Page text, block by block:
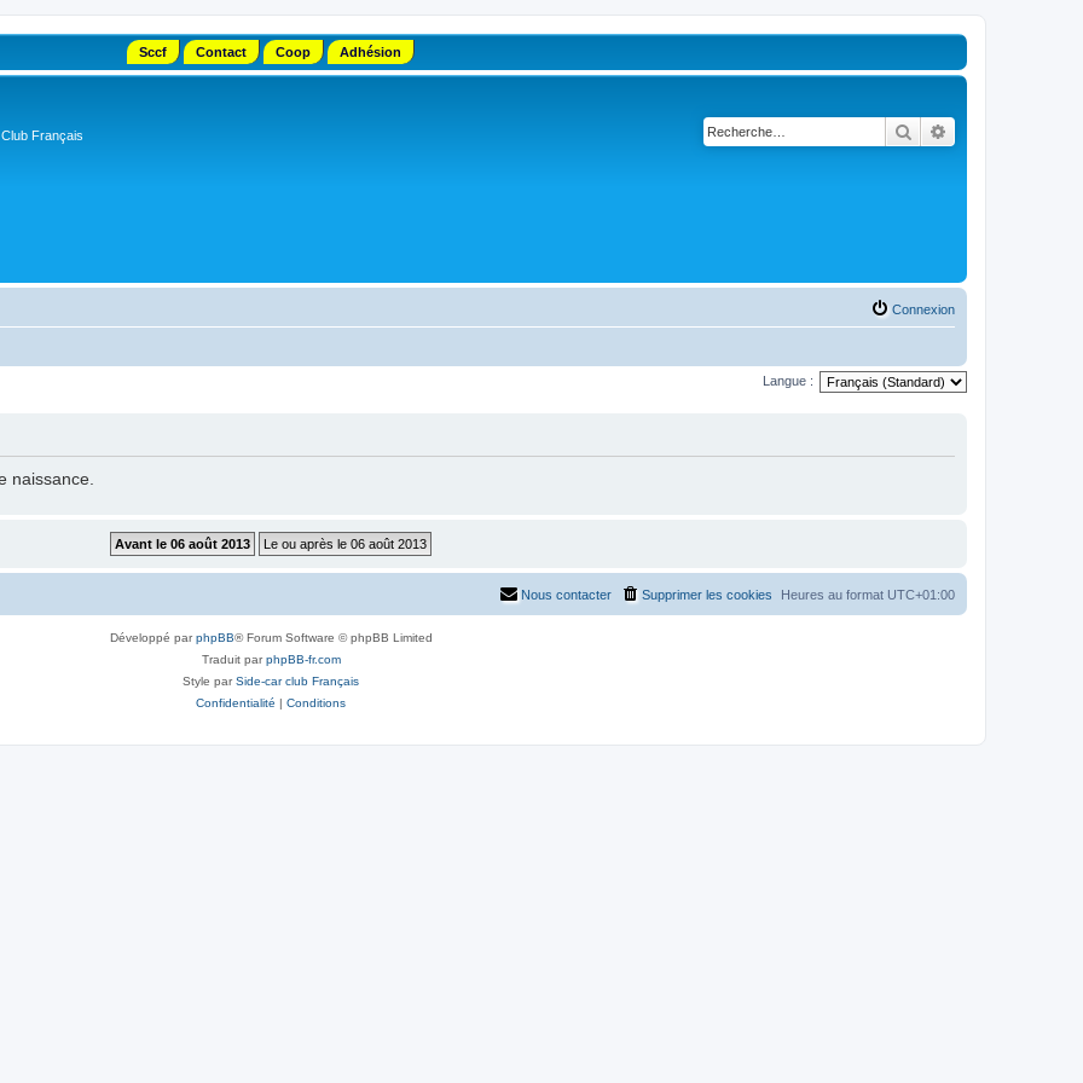
Sccf Contact Coop Adhésion
Français Rechercher
Connexion
Langue :
naissance.
Heures au format UTC+01:00
Supprimer les cookies
Nous contacter
Développé parphpBB® Forum Software © phpBB Limited
Traduit parphpBB-fr.com
Style parSide-car club Français
Confidentialité | Conditions